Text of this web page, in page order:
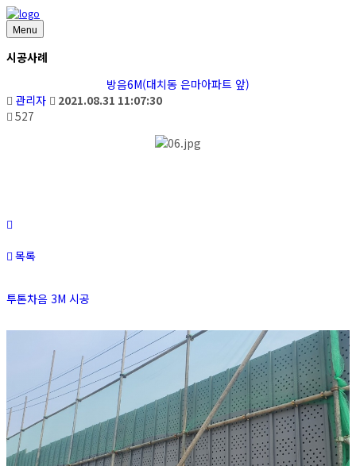
Menu
시공사례
방음6M(대치동 은마아파트 앞)
관리자
2021.08.31 11:07:30
527
목록
투톤차음 3M 시공